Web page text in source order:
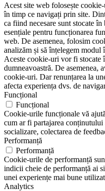
Acest site web folosește
în timp ce navigați prin site.
ca fiind necesare sunt stocate
esențiale pentru funcționarea
web. De asemenea, folosim
analizăm și să înțelegem modul
Aceste cookie-uri vor fi stocate
dumneavoastră. De asemenea,
cookie-uri. Dar renunțarea la
afecta experiența dvs. de
Funcțional
Funcțional
Cookie-urile funcționale vă
cum ar fi partajarea
socializare, colectarea de
Performanță
Performanță
Cookie-urile de performanță
indicii cheie de performanță ai
unei experiențe mai bune
Analytics